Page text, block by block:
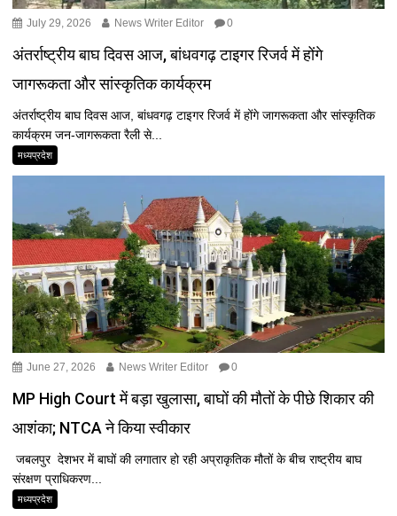
July 29, 2026 News Writer Editor 0
अंतर्राष्ट्रीय बाघ दिवस आज, बांधवगढ़ टाइगर रिजर्व में होंगे
जागरूकता और सांस्कृतिक कार्यक्रम
अंतर्राष्ट्रीय बाघ दिवस आज, बांधवगढ़ टाइगर रिजर्व में होंगे जागरूकता और सांस्कृतिक
कार्यक्रम जन-जागरूकता रैली से...
मध्यप्रदेश
June 27, 2026 News Writer Editor 0
MP High Court में बड़ा खुलासा, बाघों की मौतों के पीछे शिकार की
आशंका; NTCA ने किया स्वीकार
जबलपुर देशभर में बाघों की लगातार हो रही अप्राकृतिक मौतों के बीच राष्ट्रीय बाघ
संरक्षण प्राधिकरण...
मध्यप्रदेश